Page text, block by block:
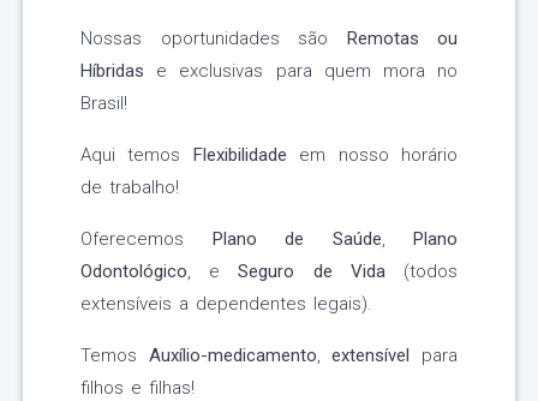
Nossas oportunidades são Remotas ou
Híbridas e exclusivas para quem mora no
Brasil!
Aqui temos Flexibilidade em nosso horário
de trabalho!
Oferecemos Plano de Saúde, Plano
Odontológico, eSeguro de Vida(todos
extensíveis a dependentes legais).
Temos Auxílio-medicamento,extensível para
filhos e filhas!